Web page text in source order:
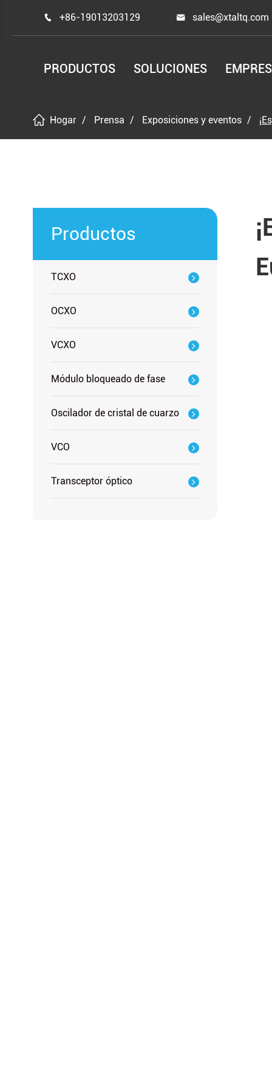
 +86-19013203129  sales@xtaltq.com
PRODUCTOS SOLUCIONES
Hogar Prensa Exposiciones y eventos
Productos
TCXO
OCXO
VCXO
Módulo bloqueado de fase
Oscilador de cristal de cuarzo
VCO
Transceptor óptico